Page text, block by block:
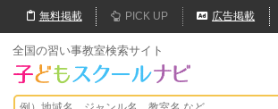
無料掲載 PICK UP 広告掲載
全国の習い事教室検索サイト